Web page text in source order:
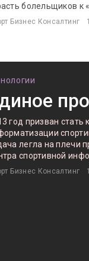
болельщиков к
Бизнес Консалтинг
год призван
легла на плечи
спортивной
Бизнес Консалтинг